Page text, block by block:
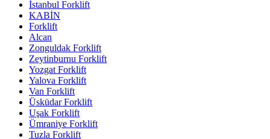
İstanbul Forklift
KABİN
Forklift
Alcan
Zonguldak Forklift
Zeytinburnu Forklift
Yozgat Forklift
Yalova Forklift
Van Forklift
Üsküdar Forklift
Uşak Forklift
Ümraniye Forklift
Tuzla Forklift